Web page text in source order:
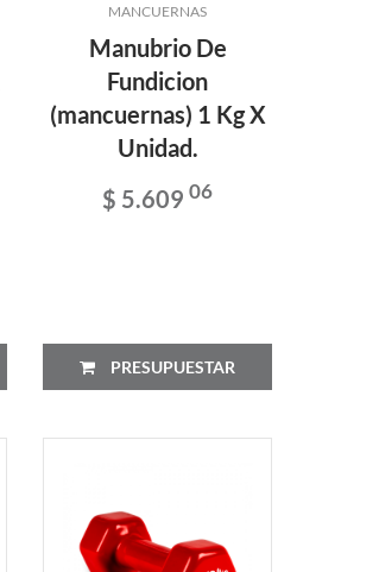
MANCUERNAS
Manubrio De
Fundicion
(mancuernas) 1 Kg X
Unidad.
$ 5.60906
PRESUPUESTAR